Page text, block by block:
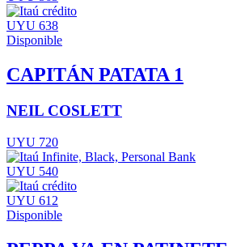
UYU 638
Disponible
CAPITÁN PATATA 1
NEIL COSLETT
UYU 720
UYU 540
UYU 612
Disponible